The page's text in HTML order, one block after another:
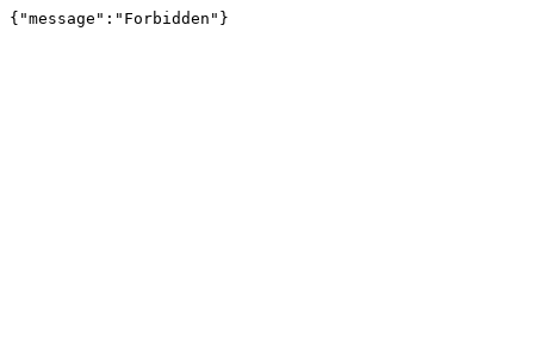
{"message":"Forbidden"}